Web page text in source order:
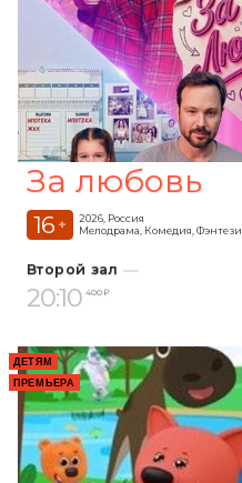
За любовь
16 +
2026, Россия
Мелодрама, Комедия, Фэнтези
Второй зал
20:10 400 ₽
ДЕТЯМ
ПРЕМЬЕРА